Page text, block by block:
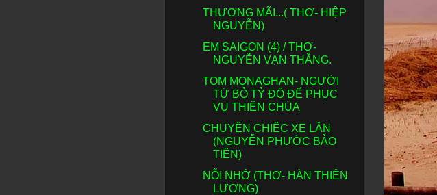
THƯƠNG MÃI...( THƠ- HIỆP
NGUYỄN)
EM SAIGON (4) / THƠ-
NGUYỄN VẠN THẮNG.
TOM MONAGHAN- NGƯỜI
TỪ BỎ TỶ ĐÔ ĐỂ PHỤC
VỤ THIÊN CHÚA
CHUYỆN CHIẾC XE LĂN
(NGUYỄN PHƯỚC BẢO
TIÊN)
NỖI NHỚ (THƠ- HÀN THIÊN
LƯƠNG)